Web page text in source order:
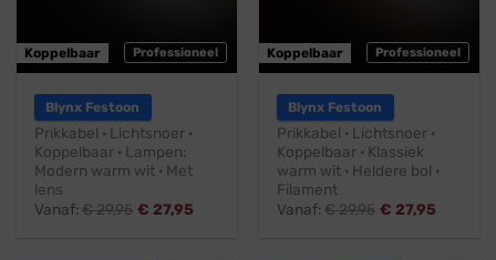
Professioneel
Koppelbaar
Blynx Festoon
Prikkabel · Lichtsnoer ·
Koppelbaar · Lampen:
Modern warm wit · Met
lens
Vanaf:€29,95 € 27,95
Professioneel
Koppelbaar
Blynx Festoon
Prikkabel · Lichtsnoer ·
Koppelbaar · Klassiek
warm wit · Heldere bol ·
Filament
Vanaf:€29,95 € 27,95